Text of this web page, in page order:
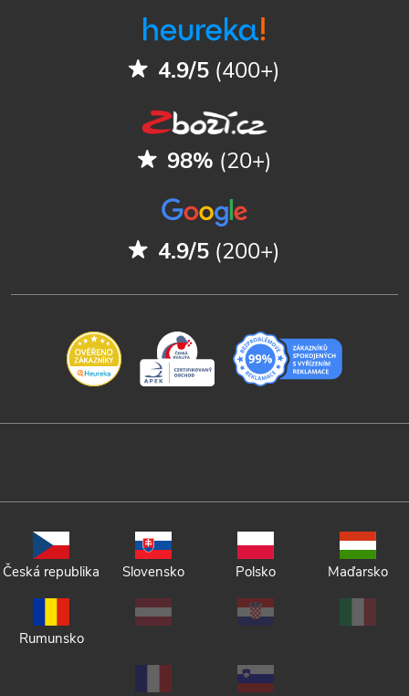
4.9/5 (400+)
98% (20+)
4.9/5 (200+)
Česká republika Slovensko Polsko Maďarsko
Rumunsko